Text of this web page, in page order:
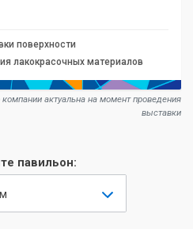
поверхности
лакокрасочных материалов
актуальна на момент проведения
выставки
павильон: